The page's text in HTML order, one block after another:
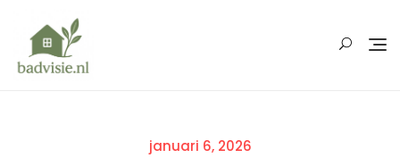
content
Posted
januari 6, 2026